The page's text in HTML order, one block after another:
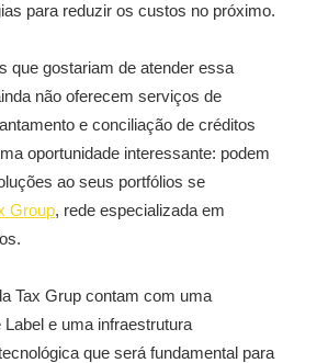
para reduzir os custos no próximo.
que gostariam de atender essa
não oferecem serviços de
e conciliação de créditos
oportunidade interessante: podem
ao seus portfólios se
Group, rede especializada em
Tax Grup contam com uma
Label e uma infraestrutura
que será fundamental para